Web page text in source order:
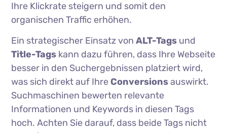
Ihre Klickrate steigern und somit den
organischen Traffic erhöhen.
Ein strategischer Einsatz vonALT-Tags und
Title-Tags kann dazu führen, dass Ihre Webseite
besser in den Suchergebnissen platziert wird,
was sich direkt auf IhreConversionsauswirkt.
Suchmaschinen bewerten relevante
Informationen und Keywords in diesen Tags
hoch. Achten Sie darauf, dass beide Tags nicht